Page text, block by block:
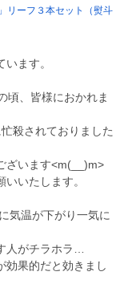
リーフ３本セット（熨斗
ます。
頃、皆様におかれま
殺されておりました
ざいます<m(__)m>
いたします。
気温が下がり一気に
人がチラホラ…
効果的だと効きまし